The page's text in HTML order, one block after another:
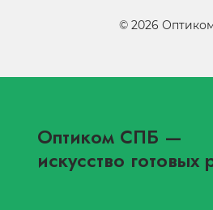
© 2026
Оптиком СПБ —
искусство